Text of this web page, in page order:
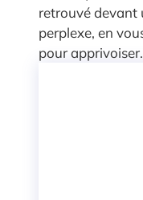
retrouvé devant
perplexe, en
pour